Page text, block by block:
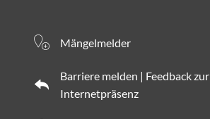
Mängelmelder
Barriere melden | Feedback zur
Internetpräsenz